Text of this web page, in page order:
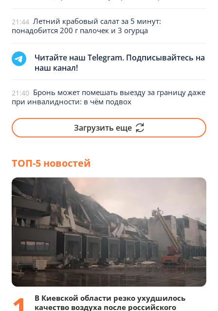
21:44 Летний крабовый салат за 5 минут:
понадобится 200 г палочек и 3 огурца
Читайте наш Telegram. Подписывайтесь на
наш канал!
21:40 Бронь может помешать выезду за границу даже
при инвалидности: в чём подвох
Загрузить еще
ТОП-5 новостей
В Киевской области резко ухудшилось
качество воздуха после российского